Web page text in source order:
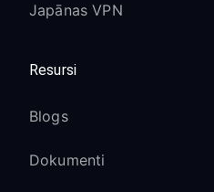
Japānas VPN
Resursi
Blogs
Dokumenti